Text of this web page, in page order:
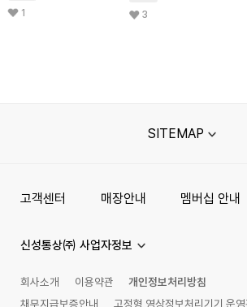
1 3
SITEMAP
고객센터 매장안내 멤버십 안내
신성통상㈜ 사업자정보
회사소개 이용약관
개인정보처리방침
채무지급보증안내
고정형 영상정보처리기기 운영